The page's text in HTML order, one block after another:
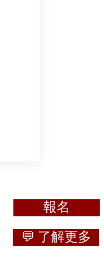
報名
💬 了解更多